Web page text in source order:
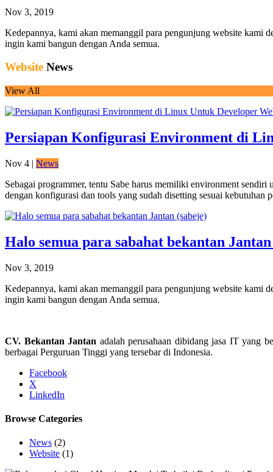
Nov 3, 2019
Kedepannya, kami akan memanggil para pengunjung website kami
ingin kami bangun dengan Anda semua.
Website News
View All
Persiapan Konfigurasi Environment di
Nov 4 | News
Sebagai programmer, tentu Sabe harus memiliki environment
dengan konfigurasi dan tools yang sudah disetting sesuai
Halo semua para sabahat bekantan
Nov 3, 2019
Kedepannya, kami akan memanggil para pengunjung website kami
ingin kami bangun dengan Anda semua.
CV. Bekantan Jantan adalah perusahaan dibidang jasa IT yang
berbagai Perguruan Tinggi yang tersebar di Indonesia.
Facebook
X
LinkedIn
Browse Categories
News (2)
Website (1)